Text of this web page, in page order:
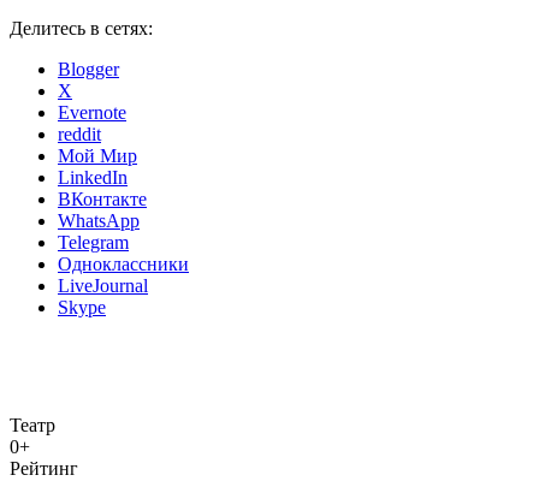
Делитесь в сетях:
Blogger
X
Evernote
reddit
Мой Мир
LinkedIn
ВКонтакте
WhatsApp
Telegram
Одноклассники
LiveJournal
Skype
Театр
0+
Рейтинг